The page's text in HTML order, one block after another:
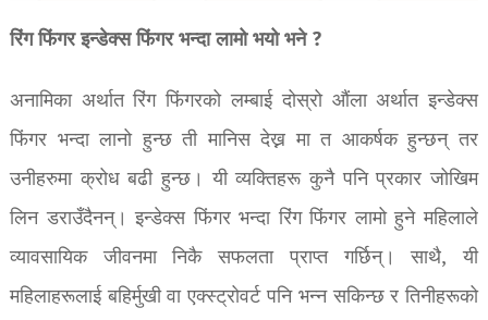
रिंग फिंगर इन्डेक्स फिंगर भन्दा लामो भयो भने ?
अनामिका अर्थात रिंग फिंगरको लम्बाई दोस्रो औंला अर्थात इन्डेक्स
फिंगर भन्दा लानो हुन्छ ती मानिस देख्न मा त आकर्षक हुन्छन् तर
उनीहरुमा क्रोध बढी हुन्छ। यी व्यक्तिहरू कुनै पनि प्रकार जोखिम
लिन डराउँदैनन्। इन्डेक्स फिंगर भन्दा रिंग फिंगर लामो हुने महिलाले
व्यावसायिक जीवनमा निकै सफलता प्राप्त गर्छिन्। साथै, यी
महिलाहरूलाई बहिर्मुखी वा एक्स्ट्रोवर्ट पनि भन्न सकिन्छ र तिनीहरूको